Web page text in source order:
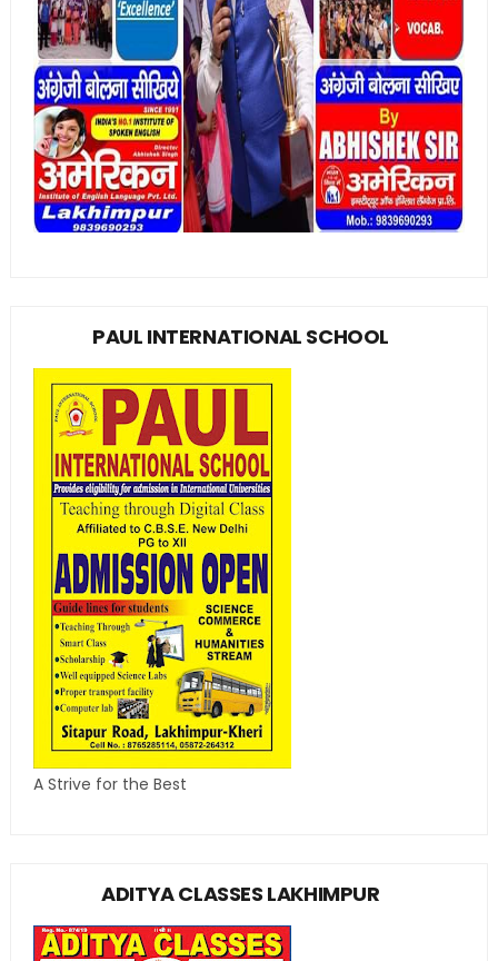
PAUL INTERNATIONAL SCHOOL
A Strive for the Best
ADITYA CLASSES LAKHIMPUR